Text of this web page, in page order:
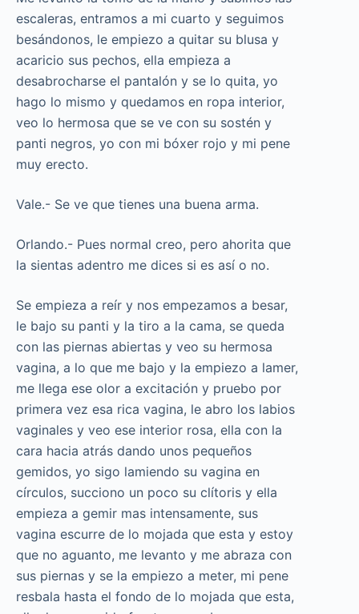
escaleras, entramos a mi cuarto y seguimos
besándonos, le empiezo a quitar su blusa y
acaricio sus pechos, ella empieza a
desabrocharse el pantalón y se lo quita, yo
hago lo mismo y quedamos en ropa interior,
veo lo hermosa que se ve con su sostén y
panti negros, yo con mi bóxer rojo y mi pene
muy erecto.
Vale.- Se ve que tienes una buena arma.
Orlando.- Pues normal creo, pero ahorita que
la sientas adentro me dices si es así o no.
Se empieza a reír y nos empezamos a besar,
le bajo su panti y la tiro a la cama, se queda
con las piernas abiertas y veo su hermosa
vagina, a lo que me bajo y la empiezo a lamer,
me llega ese olor a excitación y pruebo por
primera vez esa rica vagina, le abro los labios
vaginales y veo ese interior rosa, ella con la
cara hacia atrás dando unos pequeños
gemidos, yo sigo lamiendo su vagina en
círculos, succiono un poco su clítoris y ella
empieza a gemir mas intensamente, sus
vagina escurre de lo mojada que esta y estoy
que no aguanto, me levanto y me abraza con
sus piernas y se la empiezo a meter, mi pene
resbala hasta el fondo de lo mojada que esta,